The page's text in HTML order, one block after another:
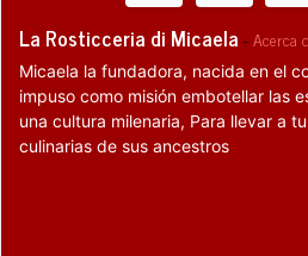
La Rosticceria di Micaela -Acerca
Micaela la fundadora, nacida en el
impuso como misión embotellar las
una cultura milenaria, Para llevar a
culinarias de sus ancestros